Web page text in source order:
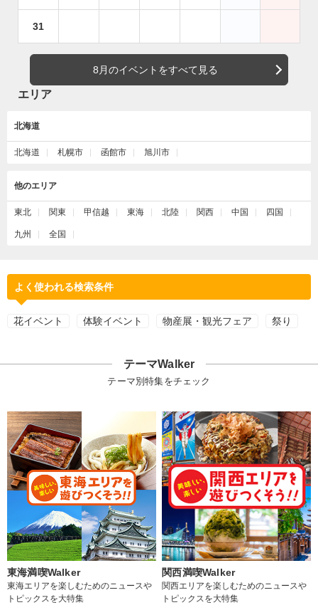
31
8月のイベントをすべて見る
エリア
北海道
北海道 札幌市 函館市 旭川市
他のエリア
東北 関東 甲信越 東海 北陸 関西 中国 四国
九州 全国
よく使われる検索条件
花イベント 体験イベント 物産展・観光フェア 祭り
テーマWalker
テーマ別特集をチェック
東海満喫Walker
東海エリアを楽しむためのニュースや
トピックスを大特集
関西満喫Walker
関西エリアを楽しむためのニュースや
トピックスを大特集